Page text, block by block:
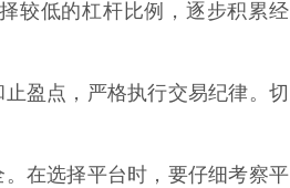
较低的杠杆比例，逐步积累经
盈点，严格执行交易纪律。切
在选择平台时，要仔细考察平